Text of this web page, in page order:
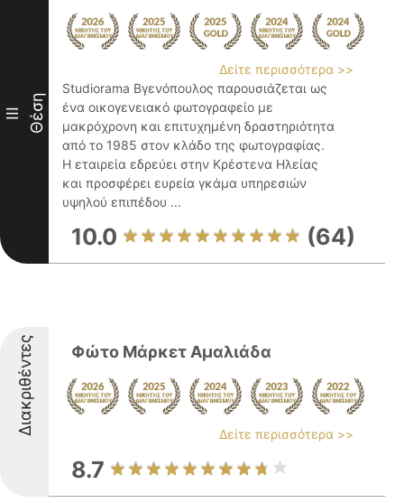
III Θέση
Δείτε περισσότερα >>
Studiorama Βγενόπουλος παρουσιάζεται ως
ένα οικογενειακό φωτογραφείο με
μακρόχρονη και επιτυχημένη δραστηριότητα
από το 1985 στον κλάδο της φωτογραφίας.
Η εταιρεία εδρεύει στην Κρέστενα Ηλείας
και προσφέρει ευρεία γκάμα υπηρεσιών
υψηλού επιπέδου ...
10.0 (64)
Διακριθέντες Φώτο Μάρκετ Αμαλιάδα
Δείτε περισσότερα >>
8.7